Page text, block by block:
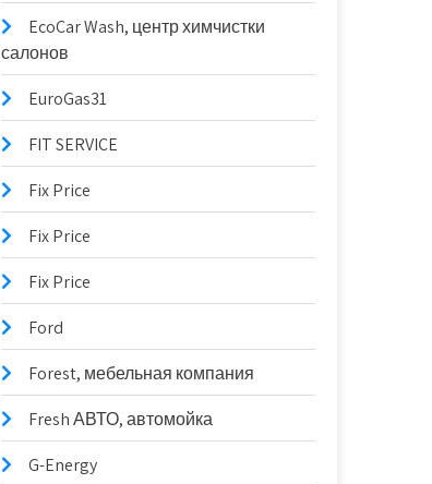
EcoCar Wash, центр химчистки
салонов
EuroGas31
FIT SERVICE
Fix Price
Fix Price
Fix Price
Ford
Forest, мебельная компания
Fresh АВТО, автомойка
G-Energy